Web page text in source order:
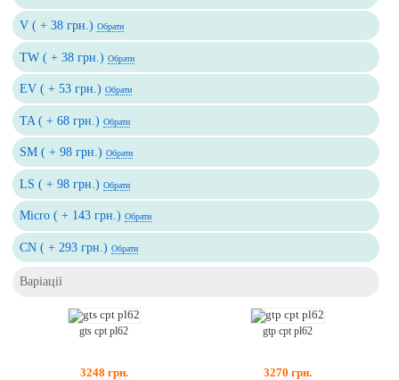
V ( + 38 грн.)Обрати
TW ( + 38 грн.)Обрати
EV ( + 53 грн.)Обрати
TA ( + 68 грн.)Обрати
SM ( + 98 грн.)Обрати
LS ( + 98 грн.)Обрати
Micro ( + 143 грн.)Обрати
CN ( + 293 грн.)Обрати
Варіації
gts cpt pl62
3248 грн.
gtp cpt pl62
3270 грн.